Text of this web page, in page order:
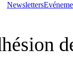
Newsletters